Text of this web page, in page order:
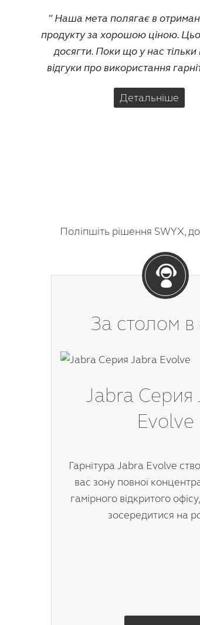
Наша мета полягає в
продукту за хорошою ціною.
досягти. Поки що у нас тільки
відгуки про використання
Детальніше
Поліпшіть рішення SWYX,
За столом в
Jabra Серия
Evolve
Гарнітура Jabra Evolve
вас зону повної
гамірного відкритого
зосередитися на